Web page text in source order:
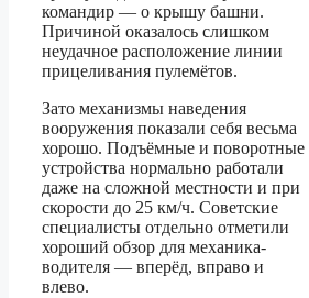
командир — о крышу башни.
Причиной оказалось слишком
неудачное расположение линии
прицеливания пулемётов.
Зато механизмы наведения
вооружения показали себя весьма
хорошо. Подъёмные и поворотные
устройства нормально работали
даже на сложной местности и при
скорости до 25 км/ч. Советские
специалисты отдельно отметили
хороший обзор для механика-
водителя — вперёд, вправо и
влево.